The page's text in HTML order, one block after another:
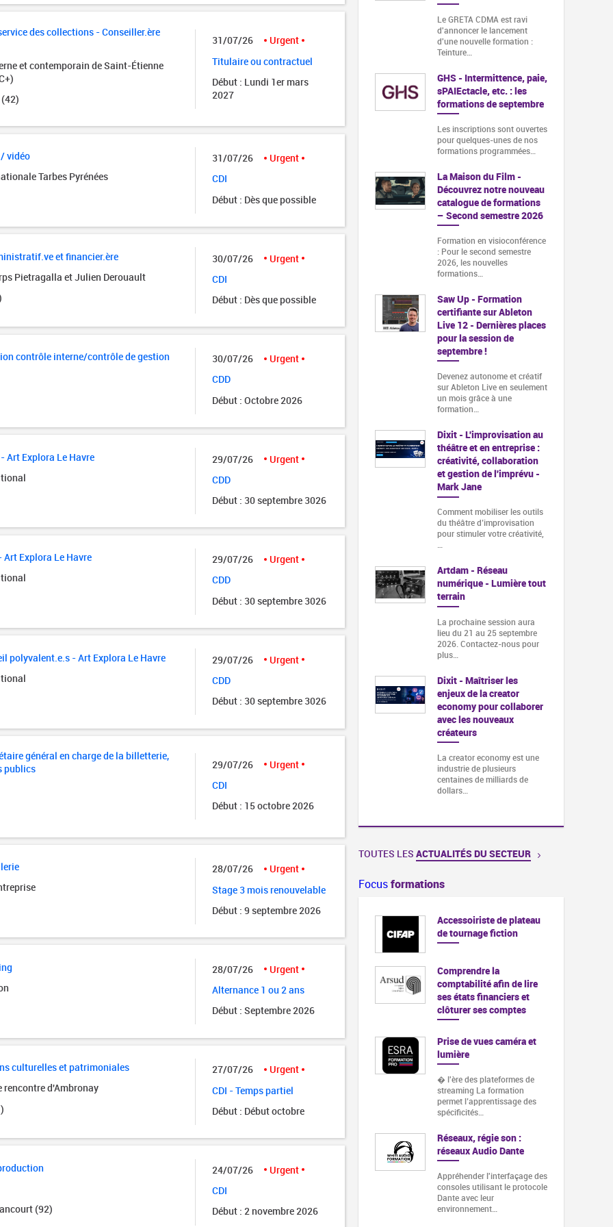
des collections - Conseiller.ère
et contemporain de Saint-Étienne
31/07/26
Urgent
Titulaire ou contractuel
Début : Lundi 1er mars
2027
vidéo
Tarbes Pyrénées
31/07/26
Urgent
CDI
Début : Dès que possible
et financier.ère
Pietragalla et Julien Derouault
30/07/26
Urgent
CDI
Début : Dès que possible
contrôle interne/contrôle de gestion 30/07/26
Urgent
CDD
Début : Octobre 2026
Art Explora Le Havre
29/07/26
Urgent
CDD
Début : 30 septembre 3026
Art Explora Le Havre
29/07/26
Urgent
CDD
Début : 30 septembre 3026
polyvalent.e.s - Art Explora Le Havre
29/07/26
Urgent
CDD
Début : 30 septembre 3026
général en charge de la billetterie,
publics
29/07/26
Urgent
CDI
Début : 15 octobre 2026
28/07/26
Urgent
Stage 3 mois renouvelable
Début : 9 septembre 2026
28/07/26
Urgent
Alternance 1 ou 2 ans
Début : Septembre 2026
culturelles et patrimoniales
rencontre d'Ambronay
27/07/26
Urgent
CDI - Temps partiel
Début : Début octobre
(92)
24/07/26
Urgent
CDI
Début : 2 novembre 2026
Le GRETA CDMA est ravi
d'annoncer le lancement
d'une nouvelle formation :
Teinture…
GHS - Intermittence, paie,
sPAIEctacle, etc. : les
formations de septembre
Les inscriptions sont ouvertes
pour quelques-unes de nos
formations programmées…
La Maison du Film -
Découvrez notre nouveau
catalogue de formations
– Second semestre 2026
Formation en visioconférence
: Pour le second semestre
2026, les nouvelles
formations…
Saw Up - Formation
certifiante sur Ableton
Live 12 - Dernières places
pour la session de
septembre !
Devenez autonome et créatif
sur Ableton Live en seulement
un mois grâce à une
formation…
Dixit - L'improvisation au
théâtre et en entreprise :
créativité, collaboration
et gestion de l'imprévu -
Mark Jane
Comment mobiliser les outils
du théâtre d’improvisation
pour stimuler votre créativité,
…
Artdam - Réseau
numérique - Lumière tout
terrain
La prochaine session aura
lieu du 21 au 25 septembre
2026. Contactez-nous pour
plus…
Dixit - Maîtriser les
enjeux de la creator
economy pour collaborer
avec les nouveaux
créateurs
La creator economy est une
industrie de plusieurs
centaines de milliards de
dollars…
TOUTES LES ACTUALITÉS DU SECTEUR
Focusformations
Accessoiriste de plateau
de tournage fiction
Comprendre la
comptabilité afin de lire
ses états financiers et
clôturer ses comptes
Prise de vues caméra et
lumière
� l'ère des plateformes de
streaming La formation
permet l’apprentissage des
spécificités…
Réseaux, régie son :
réseaux Audio Dante
Appréhender l'interfaçage des
consoles utilisant le protocole
Dante avec leur
environnement…